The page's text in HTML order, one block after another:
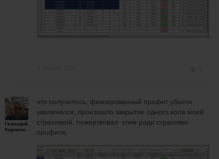
Геннадий
что получилось, фиксированный профит убыток
увеличился, произошло закрытие одного кола моей
страховкой, пожертвовал этим ради страховки
профиля.